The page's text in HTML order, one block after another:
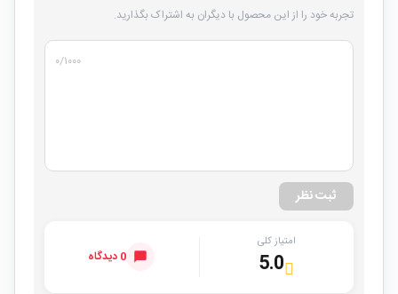
تجربه خود را از این محصول با دیگران به اشتراک بگذارید.
۰/۱۰۰۰
ثبت نظر
امتیاز کلی
5.0 0 دیدگاه